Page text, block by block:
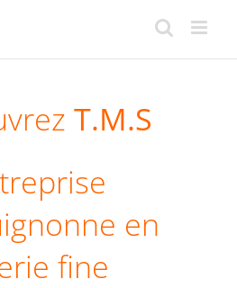
T.M.S
en
fine